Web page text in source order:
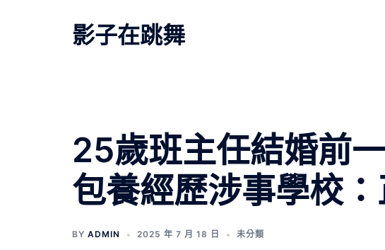
影子在跳舞
25歲班主任結婚前
包養經歷涉事學校
BY ADMIN 2025 年 7 月 18 日 未分類